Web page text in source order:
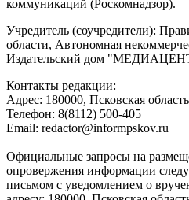
коммуникаций (Роскомнадзор).
Учредитель (соучредители):
области, Автономная
Издательский дом
Контакты редакции:
Адреc: 180000, Псковская
Телефон: 8(8112) 500-405
Email: redactor@informpskov.ru
Официальные запросы на
опровержения информации
письмом с уведомлением о